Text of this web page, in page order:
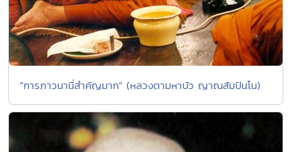
"การภาวนานี่สำคัญมาก" (หลวงตามหาบัว ญาณสัมปันโน)